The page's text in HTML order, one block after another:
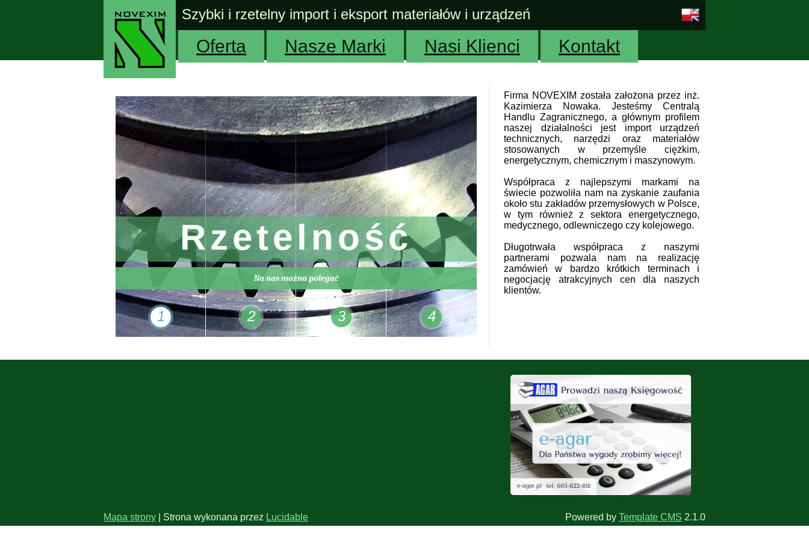
Szybki i rzetelny import i eksport materiałów i urządzeń
Oferta Nasze Marki Nasi Klienci Kontakt
1 2 3 4
Rzetelność
Na nas można polegać
Firma NOVEXIM została założona przez inż.
Kazimierza Nowaka. Jesteśmy Centralą
Handlu Zagranicznego, a głównym profilem
naszej działalności jest import urządzeń
technicznych, narzędzi oraz materiałów
stosowanych w przemyśle ciężkim,
energetycznym, chemicznym i maszynowym.
Współpraca z najlepszymi markami na
świecie pozwoliła nam na zyskanie zaufania
około stu zakładów przemysłowych w Polsce,
w tym również z sektora energetycznego,
medycznego, odlewniczego czy kolejowego.
Długotrwała współpraca z naszymi
partnerami pozwala nam na realizację
zamówień w bardzo krótkich terminach i
negocjację atrakcyjnych cen dla naszych
klientów.
Mapa strony | Strona wykonana przez Lucidable Powered by Template CMS 2.1.0